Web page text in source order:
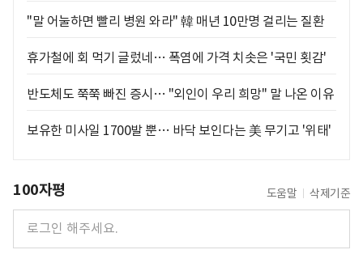
"말 어눌하면 빨리 병원 와라" 韓 매년 10만명 걸리는 질환
휴가철에 회 먹기 글렀네… 폭염에 가격 치솟은 '국민 횟감'
반도체도 쭉쭉 빠진 증시… "외인이 우리 희망" 말 나온 이유
보유한 미사일 1700발 뿐… 바닥 보인다는 美 무기고 '위태'
100자평 도움말 삭제기준